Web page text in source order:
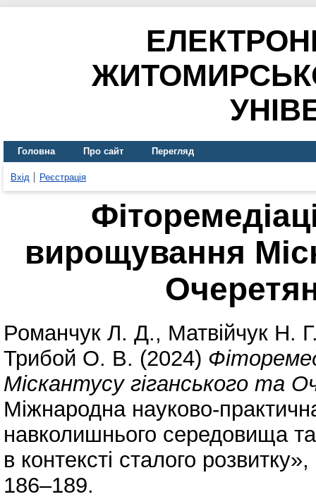
Головна Про сайт Перегляд
Вхід Реєстрація
вирощування
Романчук Л. Д., Матвійчук Н.
Трибой О. В. (2024)
Міскантусу гіганського та
Міжнародна науково-
навколишнього середовища
в контексті сталого
186–189.